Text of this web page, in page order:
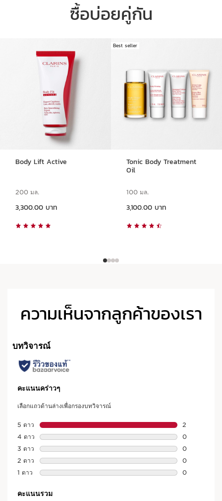
ซื้อบ่อยคู่กัน
ข้ามไปยังเนื้อหา
Body Lift Active
200 มล.
3,300.00 บาท
Best seller
Tonic Body Treatment
Oil
100 มล.
3,100.00 บาท
ความเห็นจากลูกค้าของเรา